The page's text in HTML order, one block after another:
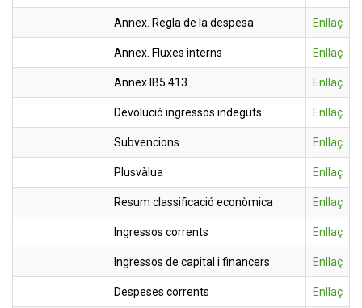
Annex. Regla de la despesa Enllaç
Annex. Fluxes interns Enllaç
Annex IB5 413 Enllaç
Devolució ingressos indeguts Enllaç
Subvencions Enllaç
Plusvàlua Enllaç
Resum classificació econòmica Enllaç
Ingressos corrents Enllaç
Ingressos de capital i financers Enllaç
Despeses corrents Enllaç